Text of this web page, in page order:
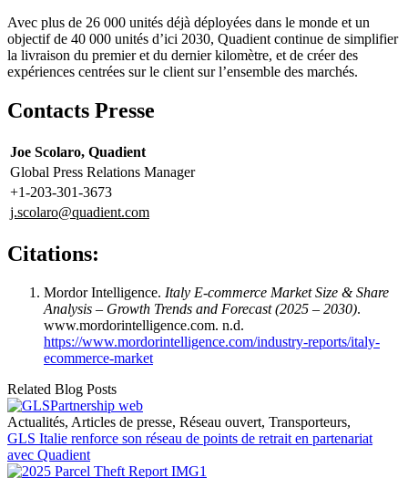
Avec plus de 26 000 unités déjà déployées dans le monde et un
objectif de 40 000 unités d’ici 2030, Quadient continue de simplifier
la livraison du premier et du dernier kilomètre, et de créer des
expériences centrées sur le client sur l’ensemble des marchés.
Contacts Presse
Joe Scolaro, Quadient
Global Press Relations Manager
+1-203-301-3673
j.scolaro@quadient.com
Citations:
Mordor Intelligence. Italy E-commerce Market Size & Share
Analysis – Growth Trends and Forecast (2025 – 2030).
www.mordorintelligence.com. n.d.
https://www.mordorintelligence.com/industry-reports/italy-
ecommerce-market
Related Blog Posts
Actualités, Articles de presse, Réseau ouvert, Transporteurs,
GLS Italie renforce son réseau de points de retrait en partenariat
avec Quadient